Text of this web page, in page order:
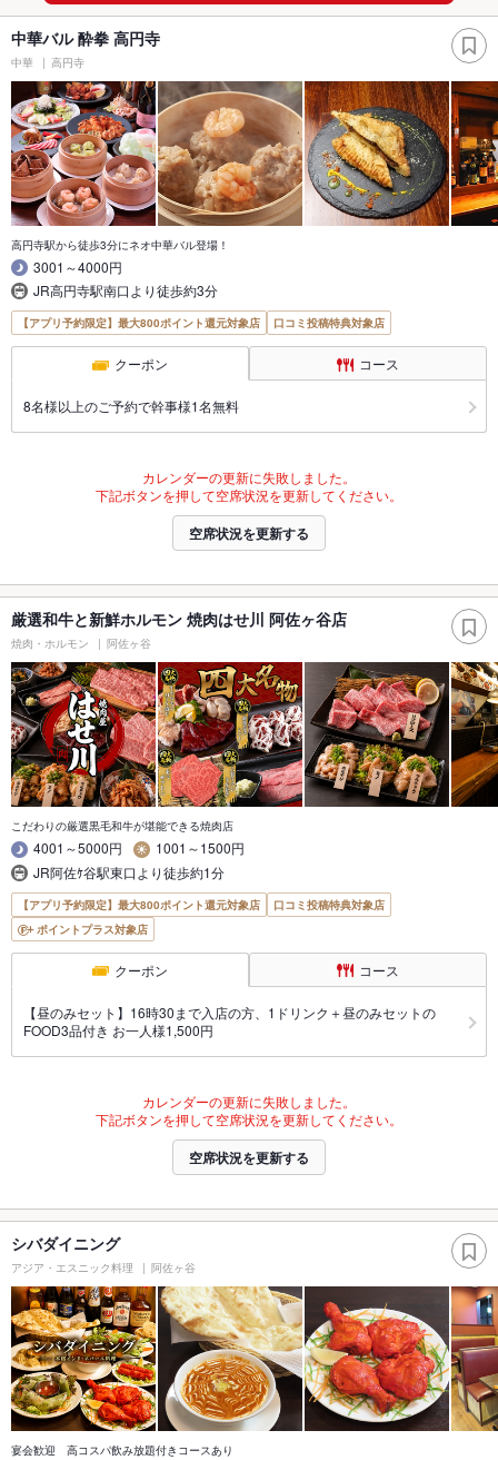
中華バル 酔拳 高円寺
中華 高円寺
高円寺駅から徒歩3分にネオ中華バル登場！
3001～4000円
JR高円寺駅南口より徒歩約3分
【アプリ予約限定】最大800ポイント還元対象店 口コミ投稿特典対象店
クーポン コース
8名様以上のご予約で幹事様1名無料
カレンダーの更新に失敗しました。
下記ボタンを押して空席状況を更新してください。
空席状況を更新する
厳選和牛と新鮮ホルモン 焼肉はせ川 阿佐ヶ谷店
焼肉・ホルモン 阿佐ヶ谷
こだわりの厳選黒毛和牛が堪能できる焼肉店
4001～5000円
1001～1500円
JR阿佐ｹ谷駅東口より徒歩約1分
【アプリ予約限定】最大800ポイント還元対象店
口コミ投稿特典対象店
ポイントプラス対象店
クーポン コース
【昼のみセット】16時30まで入店の方、1ドリンク＋昼のみセットの
FOOD3品付き お一人様1,500円
カレンダーの更新に失敗しました。
下記ボタンを押して空席状況を更新してください。
空席状況を更新する
シバダイニング
アジア・エスニック料理 阿佐ヶ谷
宴会歓迎 高コスパ飲み放題付きコースあり